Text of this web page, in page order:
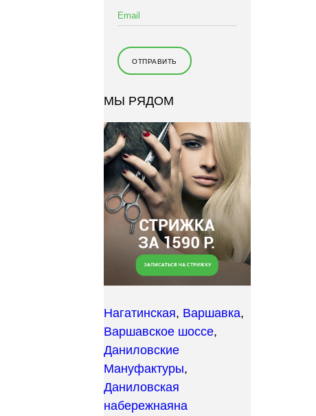
МЫ РЯДОМ
Нагатинская, Варшавка,
Варшавское шоссе,
Даниловские
Мануфактуры,
Даниловская
набережнаяна